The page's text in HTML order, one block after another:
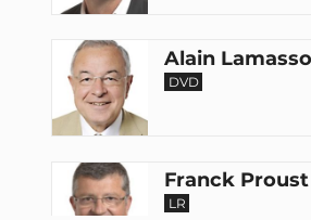
Alain
DVD
Franck Proust
LR